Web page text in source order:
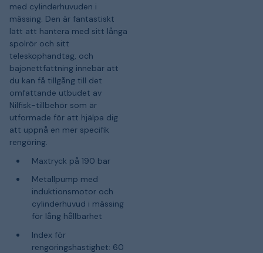
med cylinderhuvuden i
mässing. Den är fantastiskt
lätt att hantera med sitt långa
spolrör och sitt
teleskophandtag, och
bajonettfattning innebär att
du kan få tillgång till det
omfattande utbudet av
Nilfisk-tillbehör som är
utformade för att hjälpa dig
att uppnå en mer specifik
rengöring.
Maxtryck på 190 bar
Metallpump med
induktionsmotor och
cylinderhuvud i mässing
för lång hållbarhet
Index för
rengöringshastighet: 60